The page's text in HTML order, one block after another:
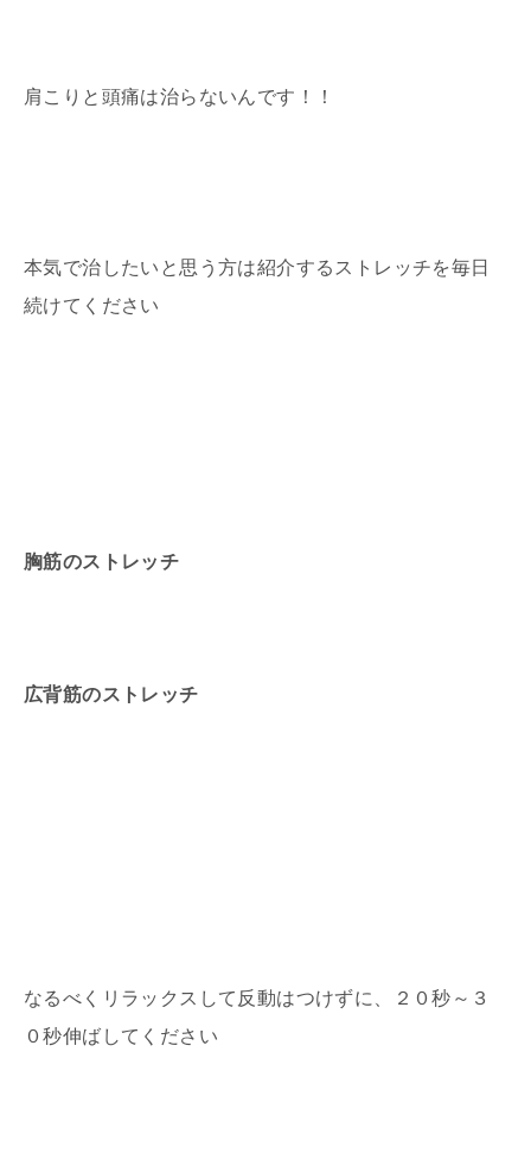
肩こりと頭痛は治らないんです！！
本気で治したいと思う方は紹介するストレッチを毎日
続けてください
胸筋のストレッチ
広背筋のストレッチ
なるべくリラックスして反動はつけずに、２０秒～３
０秒伸ばしてください